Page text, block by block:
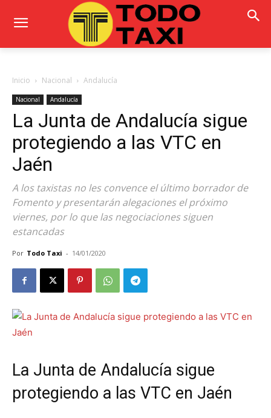
Inicio Nacional Andalucía
Nacional Andalucía
La Junta de Andalucía sigue
protegiendo a las VTC en
Jaén
A los taxistas no les convence el último borrador de
Fomento y presentarán alegaciones el próximo
viernes, por lo que las negociaciones siguen
estancadas
Por Todo Taxi - 14/01/2020
La Junta de Andalucía sigue
protegiendo a las VTC en Jaén